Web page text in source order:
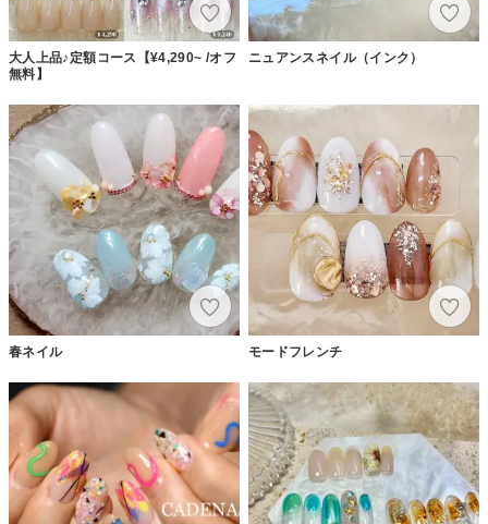
大人上品♪定額コース【¥4,290~ /オフ
無料】
ニュアンスネイル（インク）
春ネイル モードフレンチ